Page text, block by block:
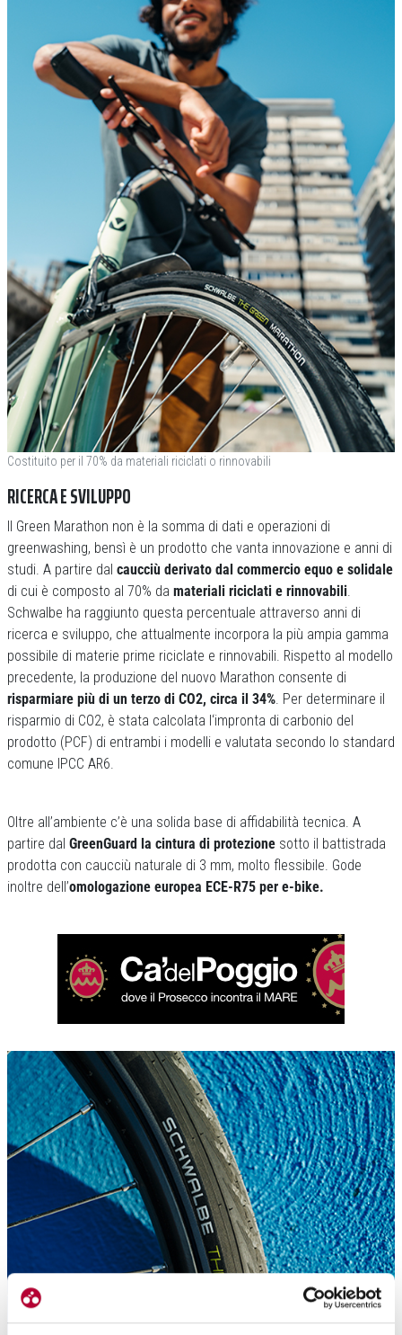
Costituito per il 70% da materiali riciclati o rinnovabili
RICERCA E SVILUPPO
Il Green Marathon non è la somma di dati e operazioni di
greenwashing, bensì è un prodotto che vanta innovazione e anni di
studi. A partire dal caucciù derivato dal commercio equo e solidale
di cui è composto al 70% da materiali riciclati e rinnovabili
Schwalbe ha raggiunto questa percentuale attraverso anni di
ricerca e sviluppo, che attualmente incorpora la più ampia gamma
possibile di materie prime riciclate e rinnovabili. Rispetto al modello
precedente, la produzione del nuovo Marathon consente di
risparmiare più di un terzo di CO2, circa il 34% . Per determinare il
risparmio di CO2, è stata calcolata l‘impronta di carbonio del
prodotto (PCF) di entrambi i modelli e valutata secondo lo standard
comune IPCC AR6.
Oltre all’ambiente c’è una solida base di affidabilità tecnica. A
partire dal GreenGuard la cintura di protezione sotto il battistrada
prodotta con caucciù naturale di 3 mm, molto flessibile. Gode
inoltre dell’omologazione europea ECE-R75 per e-bike.